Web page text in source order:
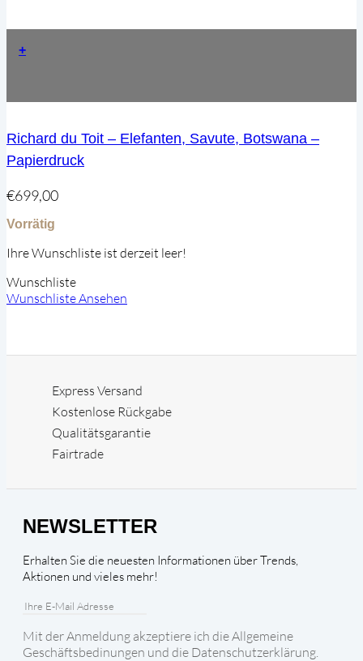
+
Richard du Toit – Elefanten, Savute, Botswana –
Papierdruck
€699,00
Vorrätig
Ihre Wunschliste ist derzeit leer!
Wunschliste
Wunschliste Ansehen
Express Versand
Kostenlose Rückgabe
Qualitätsgarantie
Fairtrade
NEWSLETTER
Erhalten Sie die neuesten Informationen über Trends,
Aktionen und vieles mehr!
Mit der Anmeldung akzeptiere ich die Allgemeine
Geschäftsbedinungen und die Datenschutzerklärung.